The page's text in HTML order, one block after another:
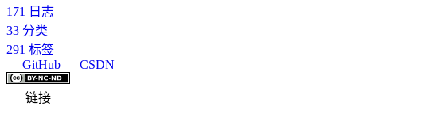
171
日志
33 分类
291 标签
GitHub
CSDN
链接